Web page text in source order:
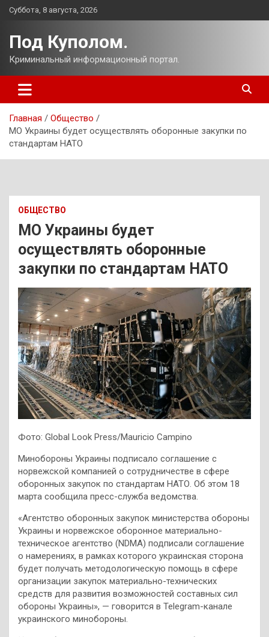
Перейти
Суббота, 8 августа, 2026
Под Куполом.
Криминальный информационный портал.
Главная
Общество
МО Украины будет осуществлять оборонные закупки по
стандартам НАТО
ОБЩЕСТВО
МО Украины будет
осуществлять оборонные
закупки по стандартам НАТО
Фото: Global Look Press/Mauricio Campino
Минобороны Украины подписало соглашение с
норвежской компанией о сотрудничестве в сфере
оборонных закупок по стандартам НАТО. Об этом 18
марта сообщила пресс-служба ведомства.
«Агентство оборонных закупок министерства обороны
Украины и норвежское оборонное материально-
техническое агентство (NDMA) подписали соглашение
о намерениях, в рамках которого украинская сторона
будет получать методологическую помощь в сфере
организации закупок материально-технических
средств для развития возможностей составных сил
обороны Украины», — говорится в Telegram-канале
украинского минобороны.